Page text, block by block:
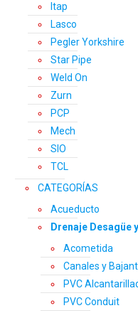
Itap
Lasco
Pegler Yorkshire
Star Pipe
Weld On
Zurn
PCP
Mech
SIO
TCL
CATEGORÍAS
Acueducto
Drenaje Desagüe
Acometida
Canales y
PVC
PVC Conduit